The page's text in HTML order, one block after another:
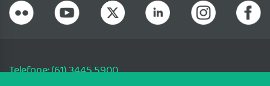
Telefone: (61) 3445 5900